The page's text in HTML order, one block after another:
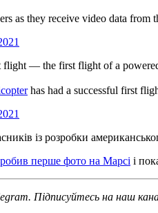
as they receive video data from
flight — the first flight of a
has had a successful first
із розробки
перше фото на Марсі і
Підписуйтесь на наш